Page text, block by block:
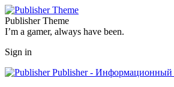
Publisher Theme
I’m a gamer, always have been.
Sign in
Publisher -